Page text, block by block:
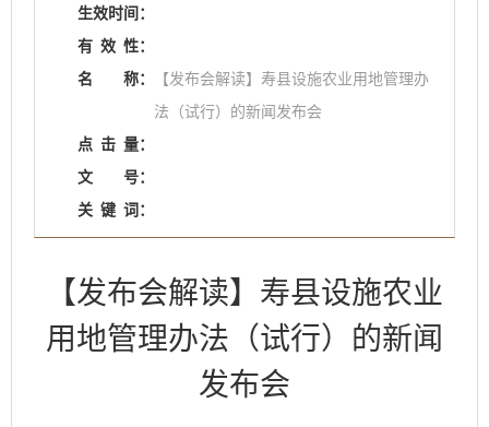
生效时间：
有 效 性：
名
称：
【发布会解读】寿县设施农业用地管理办
法（试行）的新闻发布会
点 击 量：
文
号：
关 键 词：
【发布会解读】寿县设施农业
用地管理办法（试行）的新闻
发布会